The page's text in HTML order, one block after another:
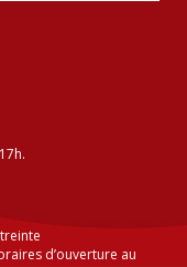
d’ouverture au